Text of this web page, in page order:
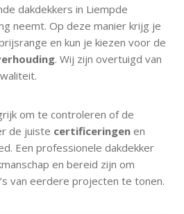
dakdekkers in Liempde
neemt. Op deze manier krijg je
en kun je kiezen voor de
. Wij zijn overtuigd van
om te controleren of de
de juiste certificeringen en
Een professionele dakdekker
en bereid zijn om
van eerdere projecten te tonen.